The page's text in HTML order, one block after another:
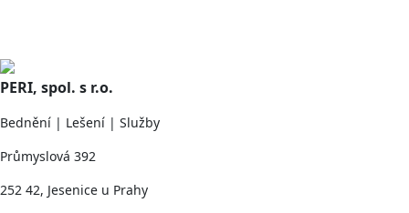
PERI, spol. s r.o.
Bednění | Lešení | Služby
Průmyslová 392
252 42, Jesenice u Prahy